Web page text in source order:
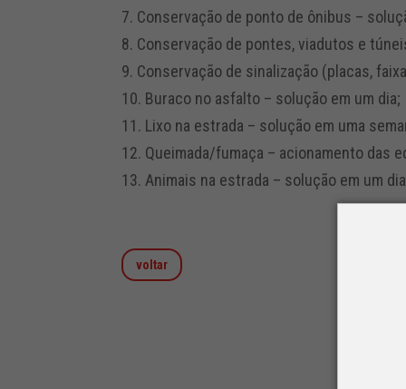
7. Conservação de ponto de ônibus –
8. Conservação de pontes, viadutos e
9. Conservação de sinalização (placas,
10. Buraco no asfalto – solução em um dia;
11. Lixo na estrada – solução em uma
12. Queimada/fumaça – acionamento das
13. Animais na estrada – solução em um
voltar